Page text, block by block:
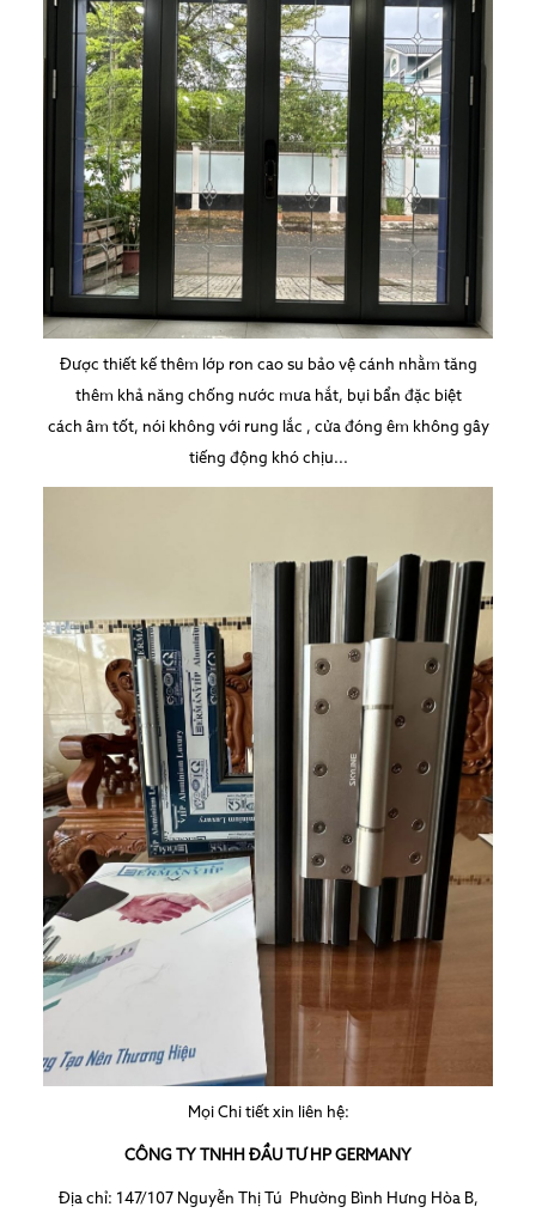
Được thiết kế thêm lớp ron cao su bảo vệ cánh nhằm tăng
thêm khả năng chống nước mưa hắt, bụi bẩn đặc biệt
cách âm tốt, nói không với rung lắc , cửa đóng êm không gây
tiếng động khó chịu...
Mọi Chi tiết xin liên hệ:
CÔNG TY TNHH ĐẦU TƯ HP GERMANY
Địa chỉ: 147/107 Nguyễn Thị Tú Phường Bình Hưng Hòa B,